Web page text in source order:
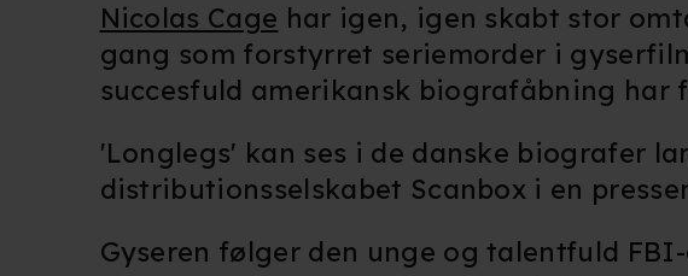
Nicolas Cage har igen, igen skabt stor
gang som forstyrret seriemorder i
succesfuld amerikansk biografåbning har
'Longlegs' kan ses i de danske biografer
distributionsselskabet Scanbox i en
Gyseren følger den unge og talentfuld